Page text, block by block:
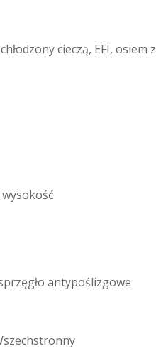
cieczą, EFI, osiem
antypoślizgowe